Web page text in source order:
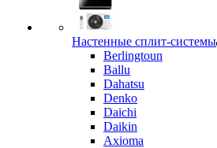
Настенные сплит-системы
Berlingtoun
Ballu
Dahatsu
Denko
Daichi
Daikin
Axioma